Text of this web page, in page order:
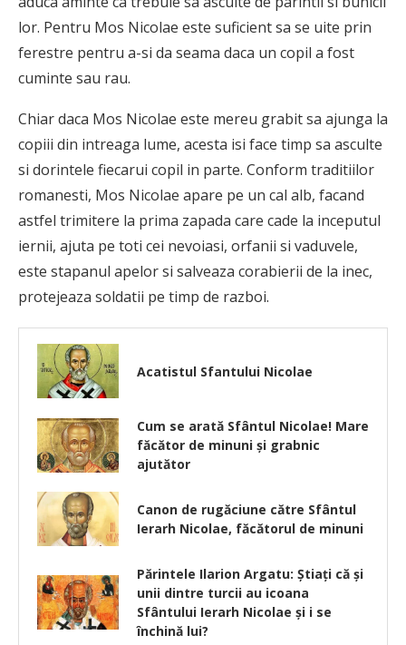
lor. Pentru Mos Nicolae este suficient sa se uite prin
ferestre pentru a-si da seama daca un copil a fost
cuminte sau rau.
Chiar daca Mos Nicolae este mereu grabit sa ajunga la
copiii din intreaga lume, acesta isi face timp sa asculte
si dorintele fiecarui copil in parte. Conform traditiilor
romanesti, Mos Nicolae apare pe un cal alb, facand
astfel trimitere la prima zapada care cade la inceputul
iernii, ajuta pe toti cei nevoiasi, orfanii si vaduvele,
este stapanul apelor si salveaza corabierii de la inec,
protejeaza soldatii pe timp de razboi.
Acatistul Sfantului Nicolae
Cum se arată Sfântul Nicolae! Mare
făcător de minuni şi grabnic
ajutător
Canon de rugăciune către Sfântul
Ierarh Nicolae, făcătorul de minuni
Părintele Ilarion Argatu: Ştiaţi că şi
unii dintre turcii au icoana
Sfântului Ierarh Nicolae şi i se
închină lui?